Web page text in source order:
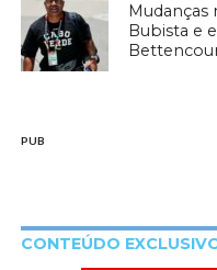
Mudanças
Bubista e
PUB
CONTEÚDO